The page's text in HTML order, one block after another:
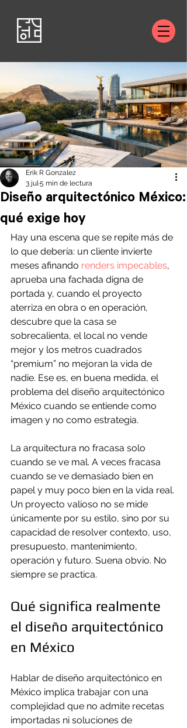
Diseño arquitectónico México:
qué exige hoy
Erik R Gonzalez
3 jul5 min de lectura
Hay una escena que se repite más de
lo que debería: un cliente invierte
meses afinando renders impecables,
aprueba una fachada digna de
portada y, cuando el proyecto
aterriza en obra o en operación,
descubre que la casa se
sobrecalienta, el local no vende
mejor y los metros cuadrados
“premium” no mejoran la vida de
nadie. Ese es, en buena medida, el
problema del diseño arquitectónico
México cuando se entiende como
imagen y no como estrategia.
La arquitectura no fracasa solo
cuando se ve mal. A veces fracasa
cuando se ve demasiado bien en
papel y muy poco bien en la vida real.
Un proyecto valioso no se mide
únicamente por su estilo, sino por su
capacidad de resolver contexto, uso,
presupuesto, mantenimiento,
operación y futuro. Suena obvio. No
siempre se practica.
Qué significa realmente
el diseño arquitectónico
en México
Hablar de diseño arquitectónico en
México implica trabajar con una
complejidad que no admite recetas
importadas ni soluciones de